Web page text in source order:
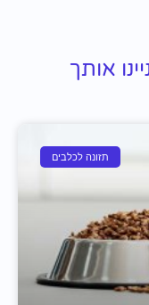
אותך
תזונה לכלבים